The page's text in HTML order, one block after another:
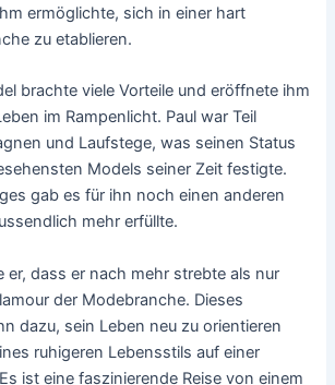
ermöglichte, sich in einer hart
zu etablieren.
brachte viele Vorteile und eröffnete ihm
im Rampenlicht. Paul war Teil
und Laufstege, was seinen Status
Models seiner Zeit festigte.
gab es für ihn noch einen anderen
mehr erfüllte.
er, dass er nach mehr strebte als nur
der Modebranche. Dieses
dazu, sein Leben neu zu orientieren
ruhigeren Lebensstils auf einer
ist eine faszinierende Reise von einem